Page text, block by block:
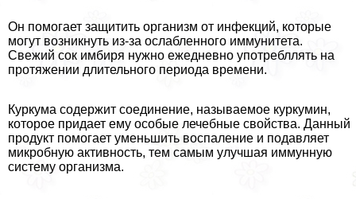
Он помогает защитить организм от инфекций, которые
могут возникнуть из-за ослабленного иммунитета.
Свежий сок имбиря нужно ежедневно употрeбллять на
протяжении длительного периода времени.
Куркума содержит соединение, называемое куркумин,
которое придает ему особые лечебные свойства. Данный
продукт помогает уменьшить воспаление и подавляет
микробную активность, тем самым улучшая иммунную
систему организма.